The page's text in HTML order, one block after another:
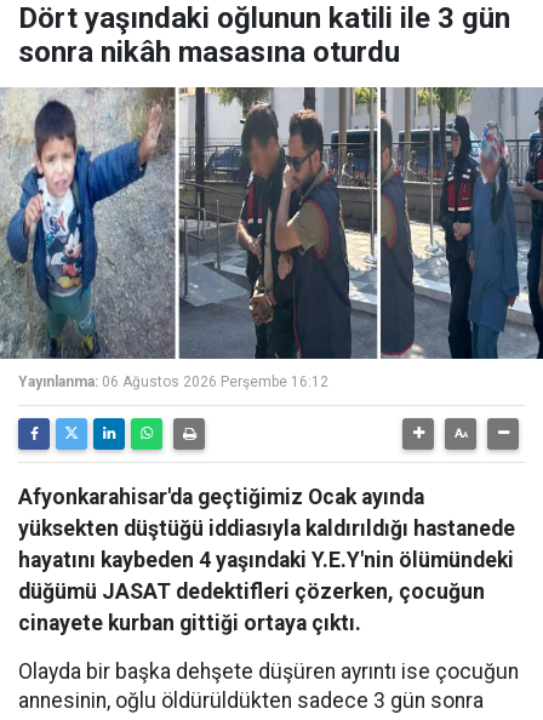
Dört yaşındaki oğlunun katili ile 3 gün
sonra nikâh masasına oturdu
Yayınlanma: 06 Ağustos 2026 Perşembe 16:12
Afyonkarahisar'da geçtiğimiz Ocak ayında
yüksekten düştüğü iddiasıyla kaldırıldığı hastanede
hayatını kaybeden 4 yaşındaki Y.E.Y'nin ölümündeki
düğümü JASAT dedektifleri çözerken, çocuğun
cinayete kurban gittiği ortaya çıktı.
Olayda bir başka dehşete düşüren ayrıntı ise çocuğun
annesinin, oğlu öldürüldükten sadece 3 gün sonra